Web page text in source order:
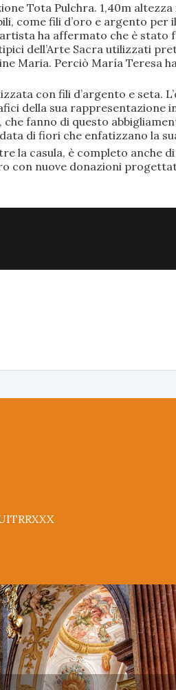
Tota Pulchra. 1,40m
come fili d’oro e argento
ha affermato che è
dell’Arte Sacra utilizzati
Maria. Perciò María Teresa
con fili d’argento e seta.
della sua
fanno di questo
di fiori che enfatizzano la
la casula, è completo anche
nuove donazioni